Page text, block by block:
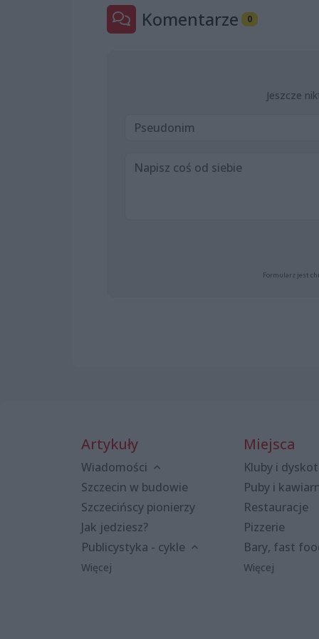
Komentarze 0
Jeszcze
Formularz jest
Artykuły
Wiadomości
Szczecin w budowie
Szczecińscy pionierzy
Jak jedziesz?
Publicystyka - cykle
Więcej
Miejsca
Kluby i
Puby i
Restauracje
Pizzerie
Bary, fast
Więcej